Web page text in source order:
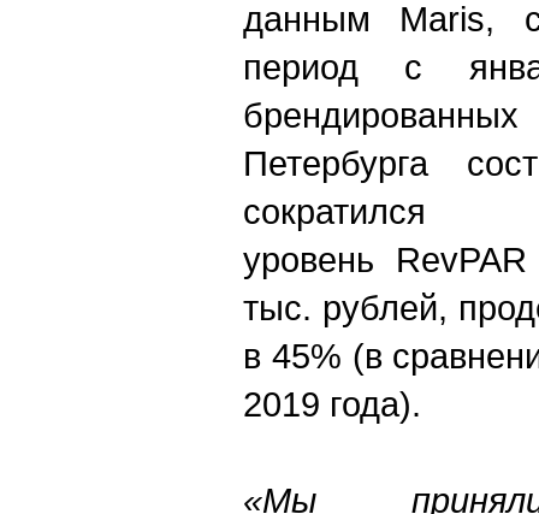
данным Maris,
период с
Петербурга
уровень
тыс. рублей,
в 45% (в
2019 года).
«Мы